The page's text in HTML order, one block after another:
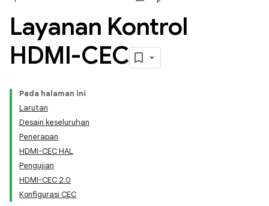
Layanan Kontrol
HDMI-CEC
Pada halaman ini
Larutan
Desain keseluruhan
Penerapan
HDMI-CEC HAL
Pengujian
HDMI-CEC 2.0
Konfigurasi CEC